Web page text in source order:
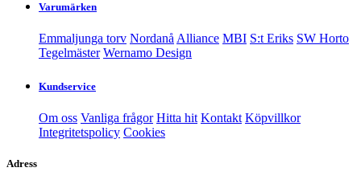
Varumärken
Emmaljunga torv Nordanå Alliance MBI S:t Eriks SW Horto
Tegelmäster Wernamo Design
Kundservice
Om oss Vanliga frågor Hitta hit Kontakt Köpvillkor
Integritetspolicy Cookies
Adress